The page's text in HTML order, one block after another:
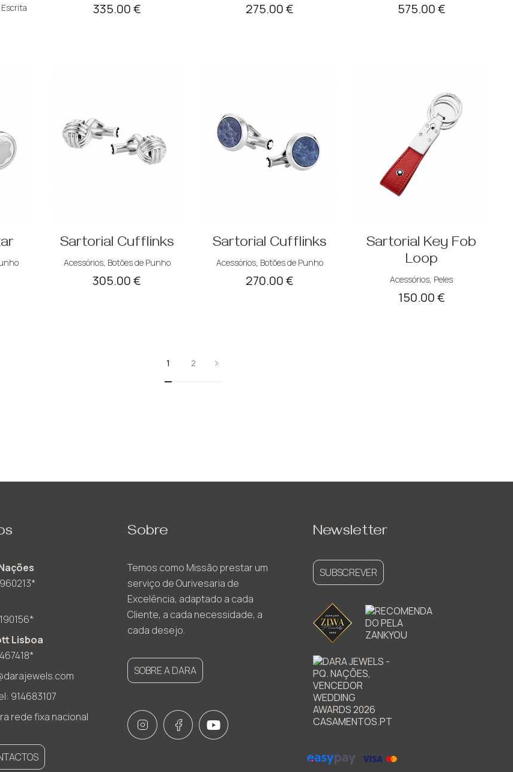
335.00€ 275.00€ 575.00€
Sartorial Cufflinks
Acessórios, Botões de Punho
305.00€
Sartorial Cufflinks
Acessórios, Botões de Punho
270.00€
Sartorial Key Fob
Loop
Acessórios, Peles
150.00€
1 2
Lisboa
914683107
rede fixa nacional
Sobre
Temos como Missão prestar um
serviço de Ourivesaria de
Excelência, adaptado a cada
Cliente, a cada necessidade, a
cada desejo.
SOBRE A DARA
Newsletter
SUBSCREVER